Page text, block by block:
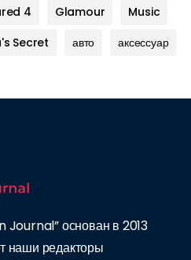
4 Glamour
Music
Secret авто
аксессуар
основан в 2013
наши редакторы